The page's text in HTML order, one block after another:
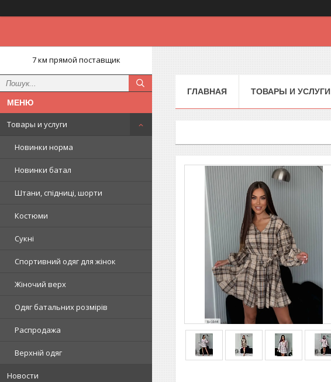
7 км прямой поставщик
Товары и услуги
Новинки норма
Новинки батал
Штани, спідниці, шорти
Костюми
Сукні
Спортивний одяг для жінок
Жіночий верх
Одяг батальних розмірів
Распродажа
Верхній одяг
Новости
ГЛАВНАЯ ТОВАРЫ И УСЛУГИ